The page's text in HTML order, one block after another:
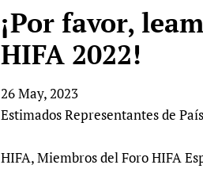
Vision and Strategy
HIFA, Universal
Human Rights
Achievements
Testimonials
HIFA Voices database
CHIFA
HIFA-French
HIFA-
¡Por favor,
HIFA 2022!
26 May, 2023
Estimados Representantes de
HIFA, Miembros del Foro HIFA